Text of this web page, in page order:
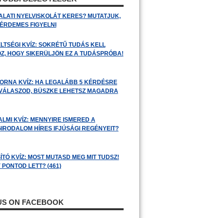
NYELVISKOLÁT KERES? MUTATJUK,
FIGYELNI
KVÍZ: SOKRÉTŰ TUDÁS KELL
HOGY SIKERÜLJÖN EZ A TUDÁSPRÓBA!
KVÍZ: HA LEGALÁBB 5 KÉRDÉSRE
BÜSZKE LEHETSZ MAGADRA
KVÍZ: MENNYIRE ISMERED A
HÍRES IFJÚSÁGI REGÉNYEIT?
KVÍZ: MOST MUTASD MEG MIT TUDSZ!
PONTOD LETT? (461)
ON FACEBOOK